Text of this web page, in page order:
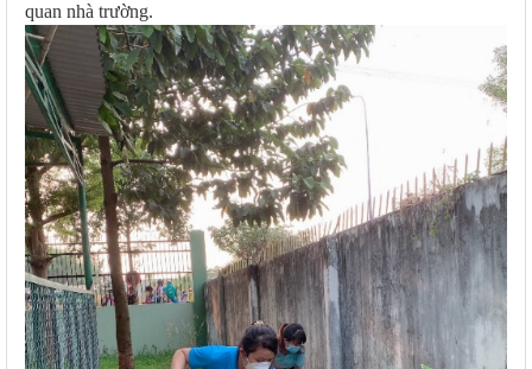
quan nhà trường.